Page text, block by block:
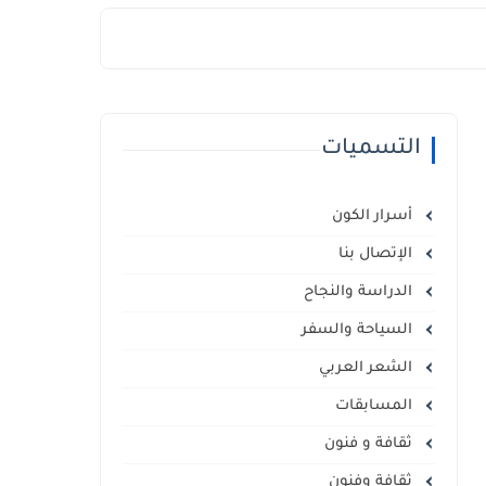
التسميات
أسرار الكون
الإتصال بنا
الدراسة والنجاح
السياحة والسفر
الشعر العربي
المسابقات
ثقافة و فنون
ثقافة وفنون